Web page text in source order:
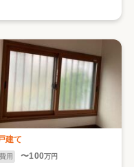
建て
費用 〜100万円